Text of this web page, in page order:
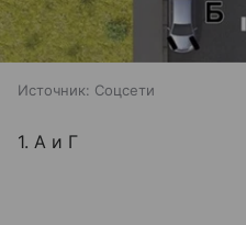
Источник: Соцсети
1. А и Г